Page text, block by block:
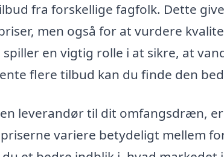
fra forskellige fagfolk. Dette
men også for at vurdere
en vigtig rolle i at sikre, at
flere tilbud kan du finde den
leverandør til dit omfangsdræn,
variere betydeligt mellem